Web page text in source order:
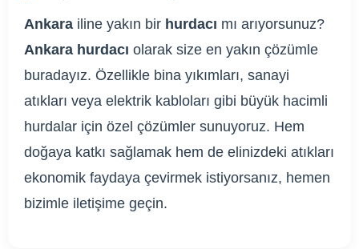
Ankara iline yakın bir hurdacı mı arıyorsunuz?
Ankara hurdacı olarak size en yakın çözümle
buradayız. Özellikle bina yıkımları, sanayi
atıkları veya elektrik kabloları gibi büyük hacimli
hurdalar için özel çözümler sunuyoruz. Hem
doğaya katkı sağlamak hem de elinizdeki atıkları
ekonomik faydaya çevirmek istiyorsanız, hemen
bizimle iletişime geçin.